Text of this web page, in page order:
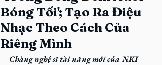
Bóng Tối'; Tạo Ra Điệu
Nhạc Theo Cách Của
Riêng Mình
Chàng nghệ sĩ tài năng mới của NKI